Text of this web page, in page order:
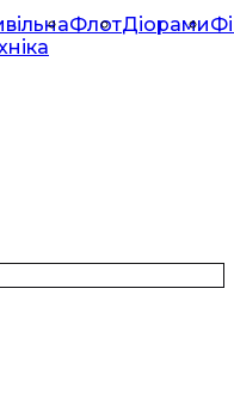
ФлотДіорами